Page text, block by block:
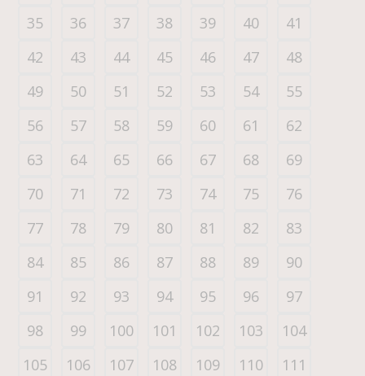
35
36 37 38 39 40
41
42
43 44 45 46 47
48
49
50 51 52 53 54
55
56
57 58 59 60 61
62
63
64 65 66 67 68
69
70
71 72 73 74 75
76
77
78 79 80 81 82
83
84
85 86 87 88 89
90
91
92 93 94 95 96
97
98
99 100 101 102 103
104
105
106 107 108 109 110
111